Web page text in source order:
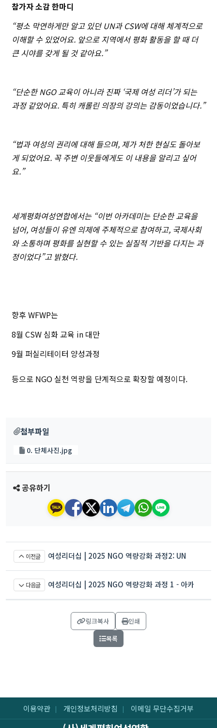
참가자 소감 한마디
“평소 막연하게만 알고 있던 UN과 CSW에 대해 체계적으로
이해할 수 있었어요. 앞으로 지역에서 평화 활동을 할 때 더
큰 시야를 갖게 될 것 같아요.”
“단순한 NGO 교육이 아니라 진짜 ‘국제 여성 리더’가 되는
과정 같았어요. 특히 캐롤린 의장의 강의는 감동이었습니다.”
“법과 여성의 권리에 대해 들으며, 제가 처한 현실도 돌아보
게 되었어요. 꼭 주변 이웃들에게도 이 내용을 알리고 싶어
요.”
세계평화여성연합에서는 “이번 아카데미는 단순한 교육을
넘어, 여성들이 유엔 의제에 주체적으로 참여하고, 국제사회
와 소통하며 평화를 실현할 수 있는 실질적 기반을 다지는 과
정이었다”고 밝혔다.
향후 WFWP는
8월 CSW 심화 교육 in 대만
9월 퍼실리테이터 양성과정
등으로 NGO 실천 역량을 단계적으로 확장할 예정이다.
첨부파일
0. 단체사진.jpg
공유하기
이전글
여성리더십 | 2025 NGO 역량강화 과정2: UN
다음글
여성리더십 | 2025 NGO 역량강화 과정 1 - 아카
링크복사
인쇄
목록
이용약관 | 개인정보처리방침 | 이메일 무단수집거부